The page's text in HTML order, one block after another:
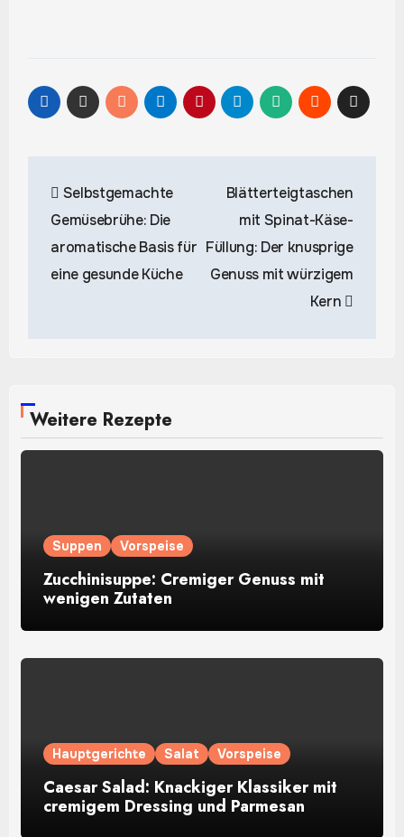
Selbstgemachte
Gemüsebrühe: Die
aromatische Basis für
eine gesunde Küche
Blätterteigtaschen
mit Spinat-Käse-
Füllung: Der knusprige
Genuss mit würzigem
Kern
Weitere Rezepte
Suppen Vorspeise
Zucchinisuppe: Cremiger Genuss mit
wenigen Zutaten
Hauptgerichte Salat Vorspeise
Caesar Salad: Knackiger Klassiker mit
cremigem Dressing und Parmesan